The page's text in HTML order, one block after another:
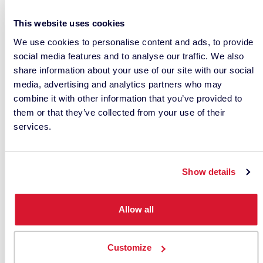
This website uses cookies
We use cookies to personalise content and ads, to provide
social media features and to analyse our traffic. We also
share information about your use of our site with our social
media, advertising and analytics partners who may
combine it with other information that you’ve provided to
them or that they’ve collected from your use of their
services.
Show details
Allow all
Customize
Holly: In China geht es auch um die Gesundheit
der Menschen. Nachdem ein Raum (neu)
gestrichen wurde, wollen sie ihn so schnell wie
möglich wieder nutzen, ohne den Geruch der
Farbchemikalien. Aus diesem Grund werben die
Farbenhersteller für ihre umweltfreundlichen
Farben.
Nachhaltigkeitsagenda in Nordamerika
hauptsächlich durch staatliche Vorschriften
vorangetrieben. Allerdings hat sich die
grundlegend geändert, und damit auch die